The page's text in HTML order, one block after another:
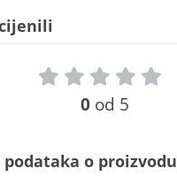
0 od 5
o proizvodu